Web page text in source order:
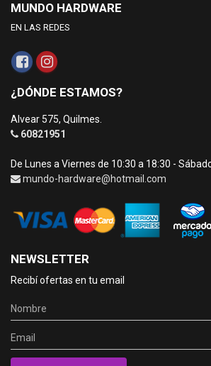
MUNDO HARDWARE
EN LAS REDES
¿DÓNDE ESTAMOS?
Alvear 575, Quilmes.
60821951
De Lunes a Viernes de 10:30 a 18:30 -
mundo-hardware@hotmail.com
NEWSLETTER
Recibí ofertas en tu email